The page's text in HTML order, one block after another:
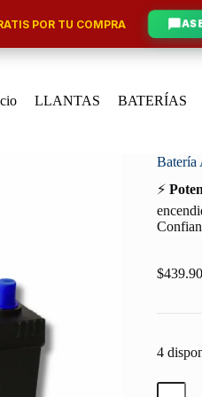
POR TU COMPRA
LLANTAS BATERÍAS
Batería
⚡
$
4
Batería